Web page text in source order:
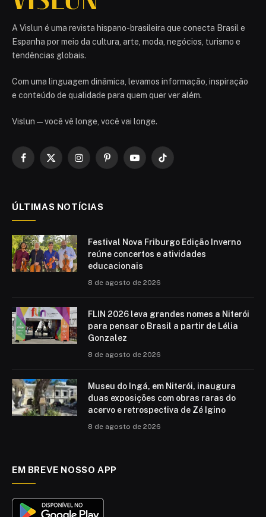
A Vislun é uma revista hispano-brasileira que conecta Brasil e
Espanha por meio da cultura, arte, moda, negócios, turismo e
tendências globais.
Com uma linguagem dinâmica, levamos informação, inspiração
e conteúdo de qualidade para quem quer ver além.
Vislun — você vê longe, você vai longe.
Facebook
X
InstagramPinterestYouTubeTikTok
ÚLTIMAS NOTÍCIAS
Festival Nova Friburgo Edição Inverno
reúne concertos e atividades
educacionais
8 de agosto de 2026
FLIN 2026 leva grandes nomes a Niterói
para pensar o Brasil a partir de Lélia
Gonzalez
8 de agosto de 2026
Museu do Ingá, em Niterói, inaugura
duas exposições com obras raras do
acervo e retrospectiva de Zé Igino
8 de agosto de 2026
EM BREVE NOSSO APP